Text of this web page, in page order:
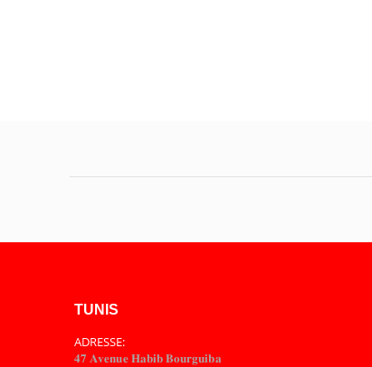
TUNIS
ADRESSE:
𝟒𝟕 𝐀𝐯𝐞𝐧𝐮𝐞 𝐇𝐚𝐛𝐢𝐛 𝐁𝐨𝐮𝐫𝐠𝐮𝐢𝐛𝐚